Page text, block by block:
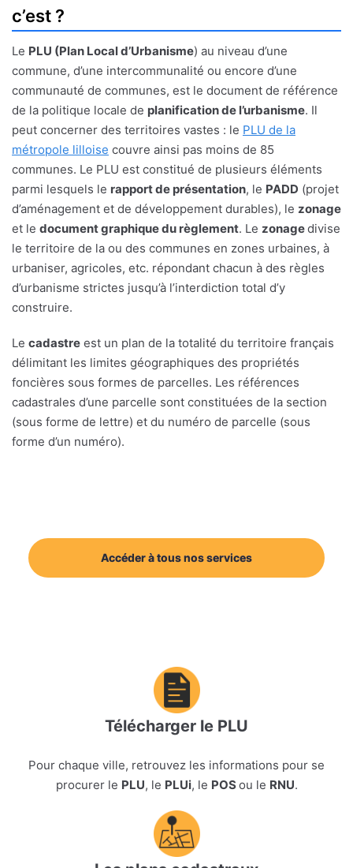
c’est ?
Le PLU (Plan Local d’Urbanisme) au niveau d’une
commune, d’une intercommunalité ou encore d’une
communauté de communes, est le document de référence
de la politique locale de planification de l’urbanisme. Il
peut concerner des territoires vastes : le PLU de la
métropole lilloise couvre ainsi pas moins de 85
communes. Le PLU est constitué de plusieurs éléments
parmi lesquels le rapport de présentation, le PADD (projet
d’aménagement et de développement durables), le zonage
et le document graphique du règlement. Le zonagedivise
le territoire de la ou des communes en zones urbaines, à
urbaniser, agricoles, etc. répondant chacun à des règles
d’urbanisme strictes jusqu’à l’interdiction total d’y
construire.
Le cadastre est un plan de la totalité du territoire français
délimitant les limites géographiques des propriétés
foncières sous formes de parcelles. Les références
cadastrales d’une parcelle sont constituées de la section
(sous forme de lettre) et du numéro de parcelle (sous
forme d’un numéro).
Accéder à tous nos services
Télécharger le PLU
Pour chaque ville, retrouvez les informations pour se
procurer le PLU, le PLUi, le POSou le RNU.